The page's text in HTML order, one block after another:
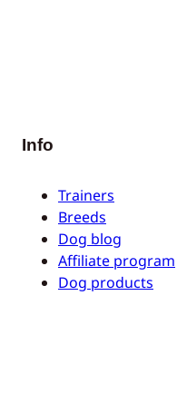
Info
Trainers
Breeds
Dog blog
Affiliate program
Dog products